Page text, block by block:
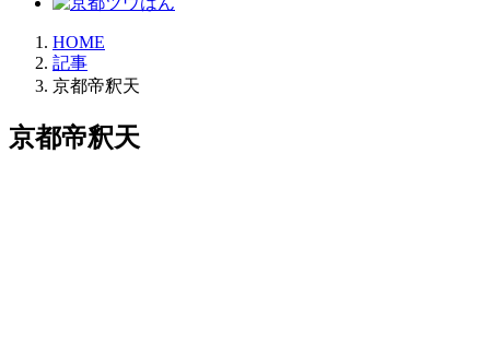
HOME
記事
京都帝釈天
京都帝釈天